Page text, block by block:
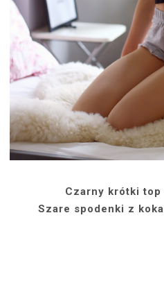
Czarny krótki top
Szare spodenki z